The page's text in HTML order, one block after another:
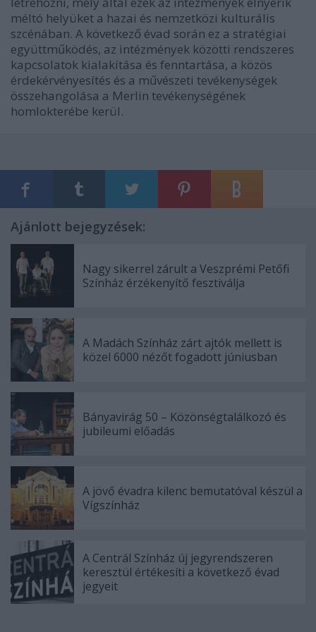
méltó helyüket a hazai és nemzetközi kulturális
szcénában. A következő évad során ez a stratégiai
együttműködés, az intézmények közötti rendszeres
kapcsolatok kialakítása és fenntartása, a közös
érdekérvényesítés és a művészeti tevékenységek
összehangolása a Merlin tevékenységének
homlokterébe kerül.
Ajánlott bejegyzések:
Nagy sikerrel zárult a Veszprémi Petőfi
Színház érzékenyítő fesztiválja
A Madách Színház zárt ajtók mellett is
közel 6000 nézőt fogadott júniusban
Bányavirág 50 – Közönségtalálkozó és
jubileumi előadás
A jövő évadra kilenc bemutatóval készül a
Vígszínház
A Centrál Színház új jegyrendszeren
keresztül értékesíti a következő évad
jegyeit